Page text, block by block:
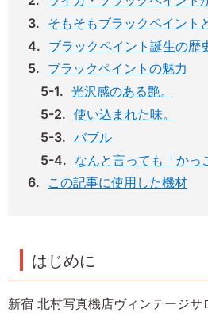
そもそもブラックペイント
ブラックペイント誕生の歴
ブラックペイントの魅力
光沢感のある艶。
使い込まれた味。
バブル
なんと言っても「かっ
この記事に使用した機材
はじめに
新宿 北村写真機店ヴィンテージサ